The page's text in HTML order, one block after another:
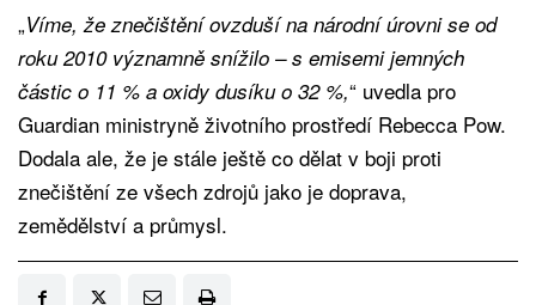
„Víme, že znečištění ovzduší na národní úrovni se od
roku 2010 významně snížilo – s emisemi jemných
částic o 11 % a oxidy dusíku o 32 %,“ uvedla pro
Guardian ministryně životního prostředí Rebecca Pow.
Dodala ale, že je stále ještě co dělat v boji proti
znečištění ze všech zdrojů jako je doprava,
zemědělství a průmysl.